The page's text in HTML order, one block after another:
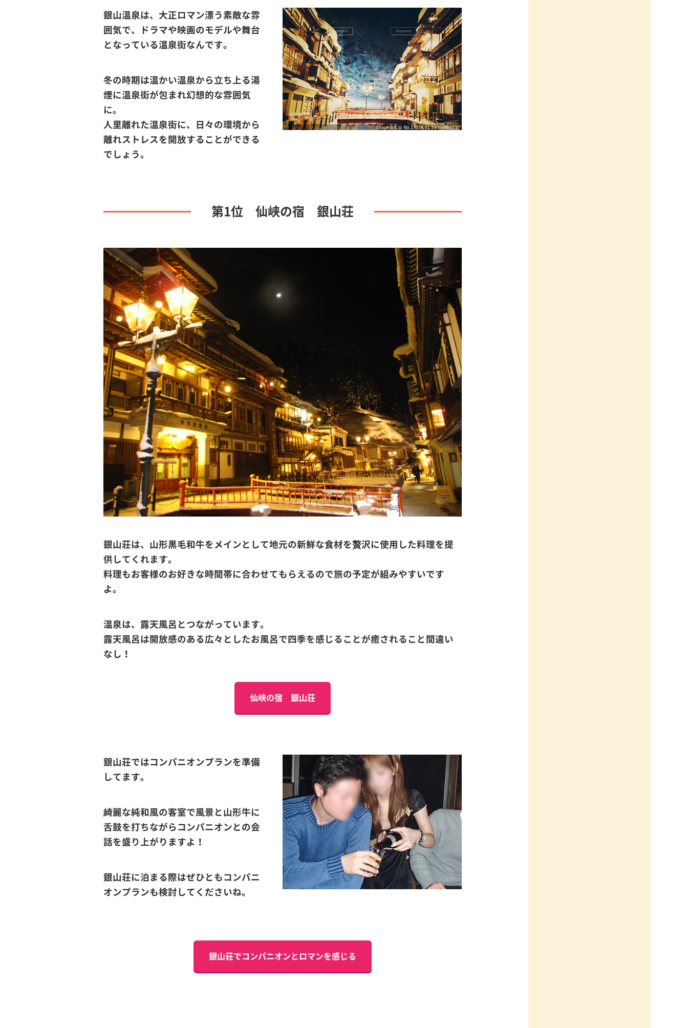
銀山温泉は、大正ロマン漂う素敵な雰
囲気で、ドラマや映画のモデルや舞台
となっている温泉街なんです。
冬の時期は温かい温泉から立ち上る湯
煙に温泉街が包まれ幻想的な雰囲気
に。
人里離れた温泉街に、日々の環境から
離れストレスを開放することができる
でしょう。
第1位 仙峡の宿 銀山荘
銀山荘は、山形黒毛和牛をメインとして地元の新鮮な食材を贅沢に使用した料理を提
供してくれます。
料理もお客様のお好きな時間帯に合わせてもらえるので旅の予定が組みやすいです
よ。
温泉は、露天風呂とつながっています。
露天風呂は開放感のある広々としたお風呂で四季を感じることが癒されること間違い
なし！
仙峡の宿 銀山荘
銀山荘ではコンパニオンプランを準備
してます。
綺麗な純和風の客室で風景と山形牛に
舌鼓を打ちながらコンパニオンとの会
話を盛り上がりますよ！
銀山荘に泊まる際はぜひともコンパニ
オンプランも検討してくださいね。
銀山荘でコンパニオンとロマンを感じる